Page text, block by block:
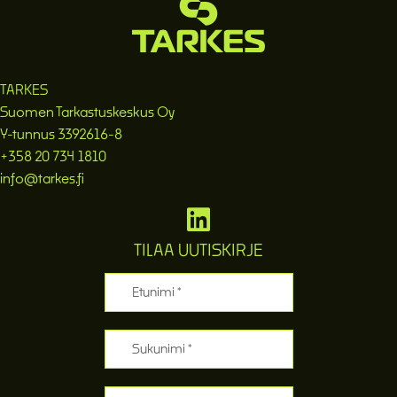
TARKES
Suomen Tarkastuskeskus Oy
Y-tunnus 3392616-8
+358 20 734 1810
info@tarkes.fi
TILAA UUTISKIRJE
Etunimi
Sukunimi